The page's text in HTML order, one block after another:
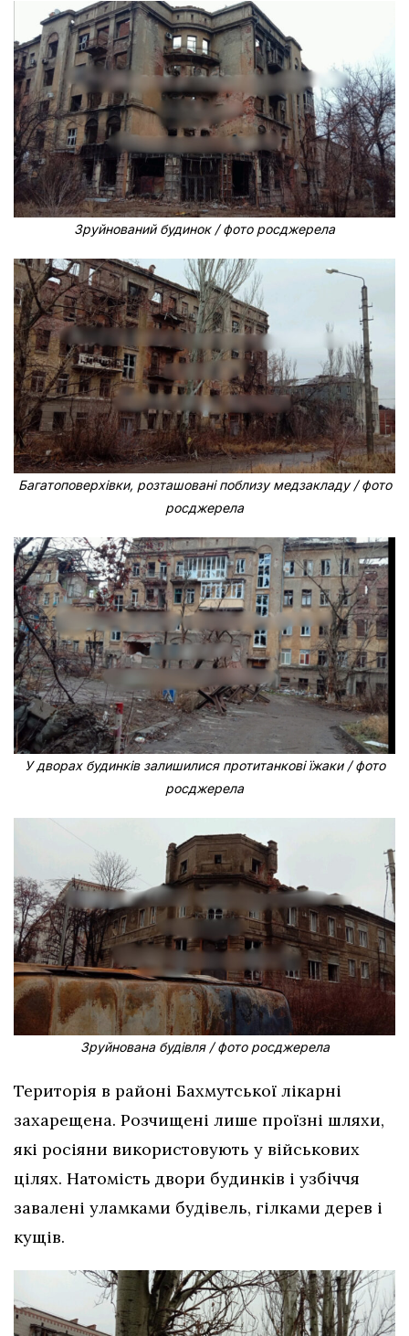
Зруйнований будинок / фото росджерела
Багатоповерхівки, розташовані поблизу медзакладу / фото
росджерела
У дворах будинків залишилися протитанкові їжаки / фото
росджерела
Зруйнована будівля / фото росджерела
Територія в районі Бахмутської лікарні
захарещена. Розчищені лише проїзні шляхи,
які росіяни використовують у військових
цілях. Натомість двори будинків і узбіччя
завалені уламками будівель, гілками дерев і
кущів.